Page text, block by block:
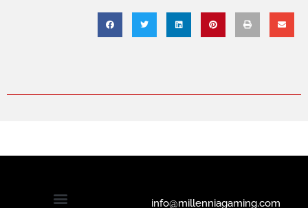
info@millenniagaming.com